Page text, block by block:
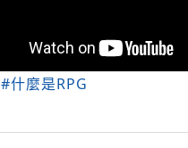
#什麼是RPG